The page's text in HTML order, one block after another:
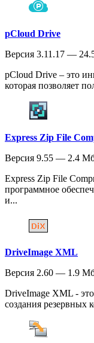
pCloud Drive
Версия 3.11.17 —
pCloud Drive – это
которая позволяет
Express Zip File
Версия 9.55 — 2.4
Express Zip File
программное
и...
DriveImage XML
Версия 2.60 — 1.9
DriveImage XML -
создания резервных